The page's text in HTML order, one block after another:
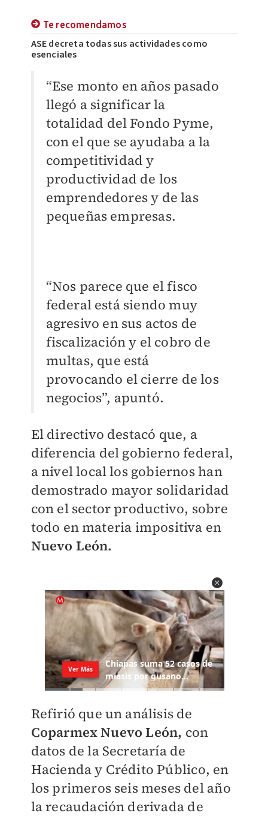
Te recomendamos
ASE decreta todas sus actividades como
esenciales
“Ese monto en años pasado
llegó a significar la
totalidad del Fondo Pyme,
con el que se ayudaba a la
competitividad y
productividad de los
emprendedores y de las
pequeñas empresas.
“Nos parece que el fisco
federal está siendo muy
agresivo en sus actos de
fiscalización y el cobro de
multas, que está
provocando el cierre de los
negocios”, apuntó.
El directivo destacó que, a
diferencia del gobierno federal,
a nivel local los gobiernos han
demostrado mayor solidaridad
con el sector productivo, sobre
todo en materia impositiva en
Nuevo León.
Refirió que un análisis de
Coparmex Nuevo León, con
datos de la Secretaría de
Hacienda y Crédito Público, en
los primeros seis meses del año
la recaudación derivada de